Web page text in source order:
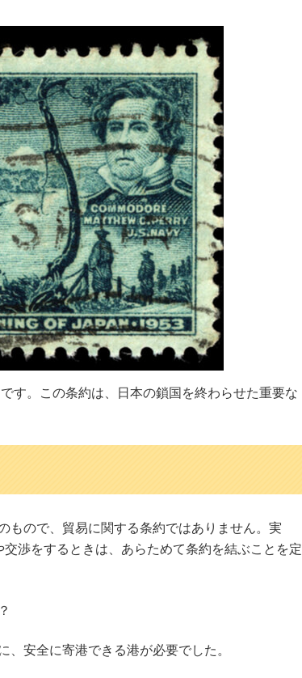
す。この条約は、日本の鎖国を終わらせた重要な
もので、貿易に関する条約ではありません。実
渉をするときは、あらためて条約を結ぶことを定
安全に寄港できる港が必要でした。